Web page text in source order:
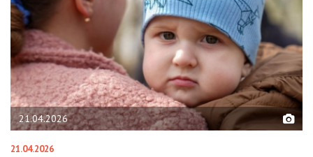
21.04.2026
21.04.2026